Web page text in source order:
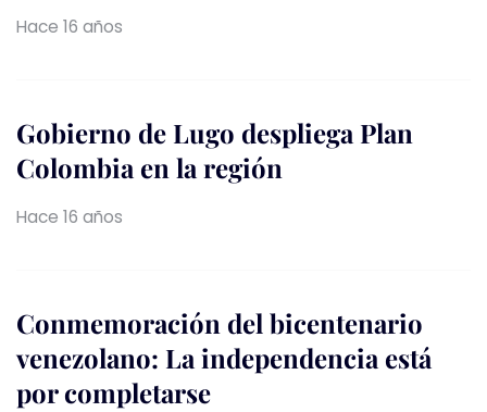
Hace 16 años
Gobierno de Lugo despliega Plan
Colombia en la región
Hace 16 años
Conmemoración del bicentenario
venezolano: La independencia está
por completarse